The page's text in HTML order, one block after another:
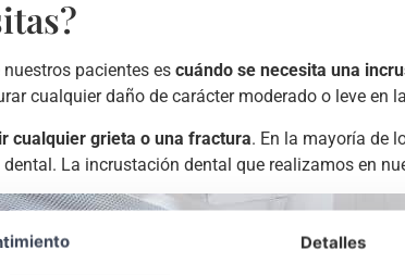
pacientes es cuándo se necesita una
cualquier daño de carácter moderado o leve en
cualquier grieta o una fractura. En la mayoría de
La incrustación dental que realizamos en
Detalles